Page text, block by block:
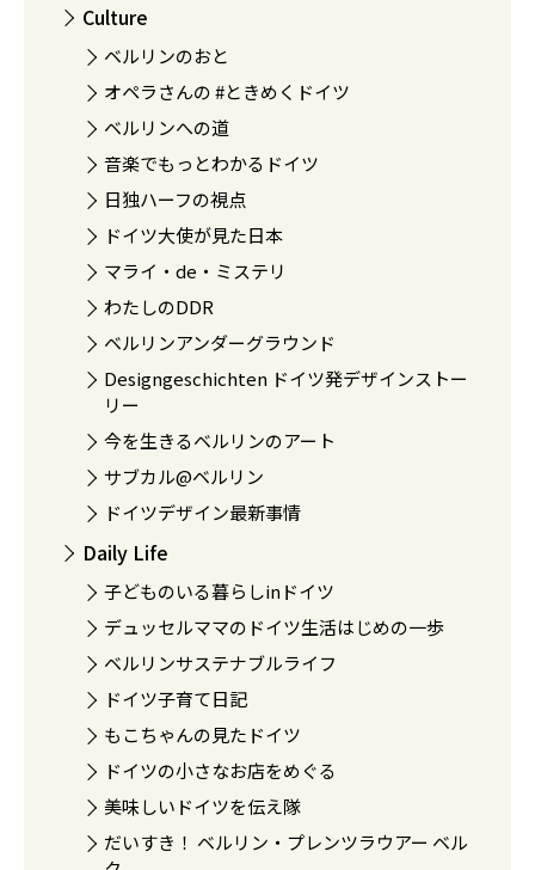
Culture
ベルリンのおと
オペラさんの #ときめくドイツ
ベルリンへの道
音楽でもっとわかるドイツ
日独ハーフの視点
ドイツ大使が見た日本
マライ・de・ミステリ
わたしのDDR
ベルリンアンダーグラウンド
Designgeschichten ドイツ発デザインストー
リー
今を生きるベルリンのアート
サブカル@ベルリン
ドイツデザイン最新事情
Daily Life
子どものいる暮らしinドイツ
デュッセルママのドイツ生活はじめの一歩
ベルリンサステナブルライフ
ドイツ子育て日記
もこちゃんの見たドイツ
ドイツの小さなお店をめぐる
美味しいドイツを伝え隊
だいすき！ ベルリン・プレンツラウアー ベル